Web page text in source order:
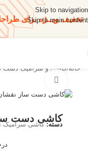
Skip to navigation
Skip to main content
تخفیف ویــژه برای
خانه /کاشی و سرامیک دست
کاشی دست
دسته: کاشی سرامیک